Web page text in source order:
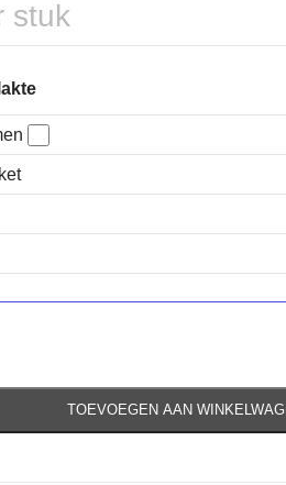
stuk
TOEVOEGEN AAN